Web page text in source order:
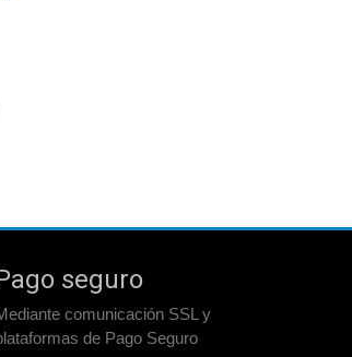
seguro
comunicación SSL y
de Pago Seguro